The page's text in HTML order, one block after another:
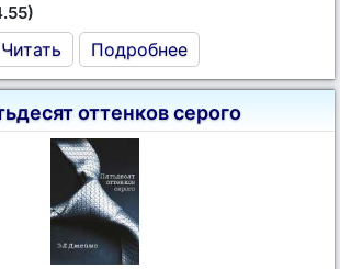
Читать Подробнее
оттенков серого